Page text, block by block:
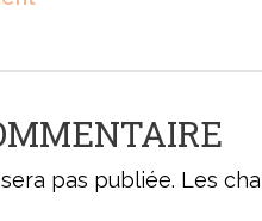
pas publiée. Les